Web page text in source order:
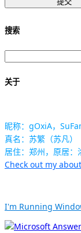
搜索
关于
昵称：gOxiA，
真名：苏繁（苏凡）
居住：郑州，原居：
Check out my
I'm Running